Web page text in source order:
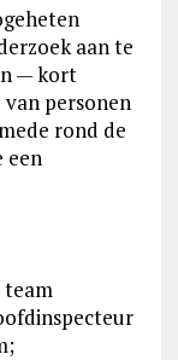
aan te
— kort
personen
rond de
een
team